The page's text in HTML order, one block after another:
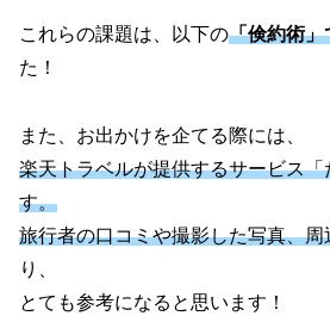
これらの課題は、以下の「倹約術」
た！
また、お出かけを企てる際には、
楽天トラベルが提供するサービス
す。
旅行者の口コミや撮影した写真、周
り、
とても参考になると思います！